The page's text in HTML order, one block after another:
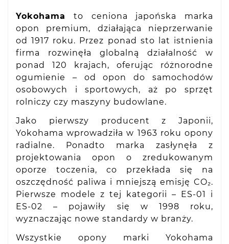
Yokohama
to ceniona japońska marka
opon premium, działająca nieprzerwanie
od 1917 roku. Przez ponad sto lat istnienia
firma rozwinęła globalną działalność w
ponad 120 krajach, oferując różnorodne
ogumienie – od opon do samochodów
osobowych i sportowych, aż po sprzęt
rolniczy czy maszyny budowlane.
Jako pierwszy producent z Japonii,
Yokohama wprowadziła w 1963 roku opony
radialne. Ponadto marka zasłynęła z
projektowania opon o zredukowanym
oporze toczenia, co przekłada się na
oszczędność paliwa i mniejszą emisję CO₂.
Pierwsze modele z tej kategorii – ES-01 i
ES-02 – pojawiły się w 1998 roku,
wyznaczając nowe standardy w branży.
Wszystkie opony marki Yokohama